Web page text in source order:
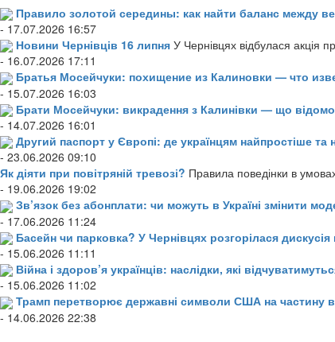
Правило золотой середины: как найти баланс между
- 17.07.2026 16:57
Новини Чернівців 16 липня У Чернівцях відбулася акція
- 16.07.2026 17:11
Братья Мосейчуки: похищение из Калиновки — что
- 15.07.2026 16:03
Брати Мосейчуки: викрадення з Калинівки — що
- 14.07.2026 16:01
Другий паспорт у Європі: де українцям найпростіше
- 23.06.2026 09:10
Як діяти при повітряній тревозі? Правила поведінки в
- 19.06.2026 19:02
Зв’язок без абонплати: чи можуть в Україні змінити
- 17.06.2026 11:24
Басейн чи парковка? У Чернівцях розгорілася
- 15.06.2026 11:11
Війна і здоров’я українців: наслідки, які
- 15.06.2026 11:02
Трамп перетворює державні символи США на частину
- 14.06.2026 22:38